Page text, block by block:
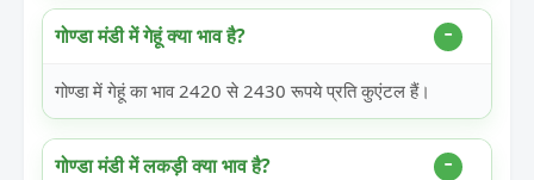
गोण्डा मंडी में गेहूं क्या भाव है?
गोण्डा में गेहूं का भाव 2420 से 2430 रूपये प्रति कुएंटल हैं।
गोण्डा मंडी में लकड़ी क्या भाव है?